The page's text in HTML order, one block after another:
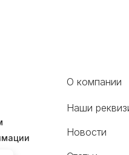
О компании
Наши
Новости